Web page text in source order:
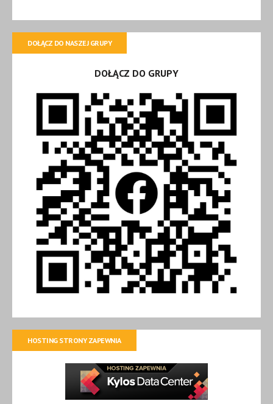
DOŁĄCZ DO NASZEJ GRUPY
DOŁĄCZ DO GRUPY
HOSTING STRONY ZAPEWNIA